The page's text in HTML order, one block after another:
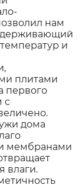
нам
и
плитами
первого
с
дома
мембранами
влаги.